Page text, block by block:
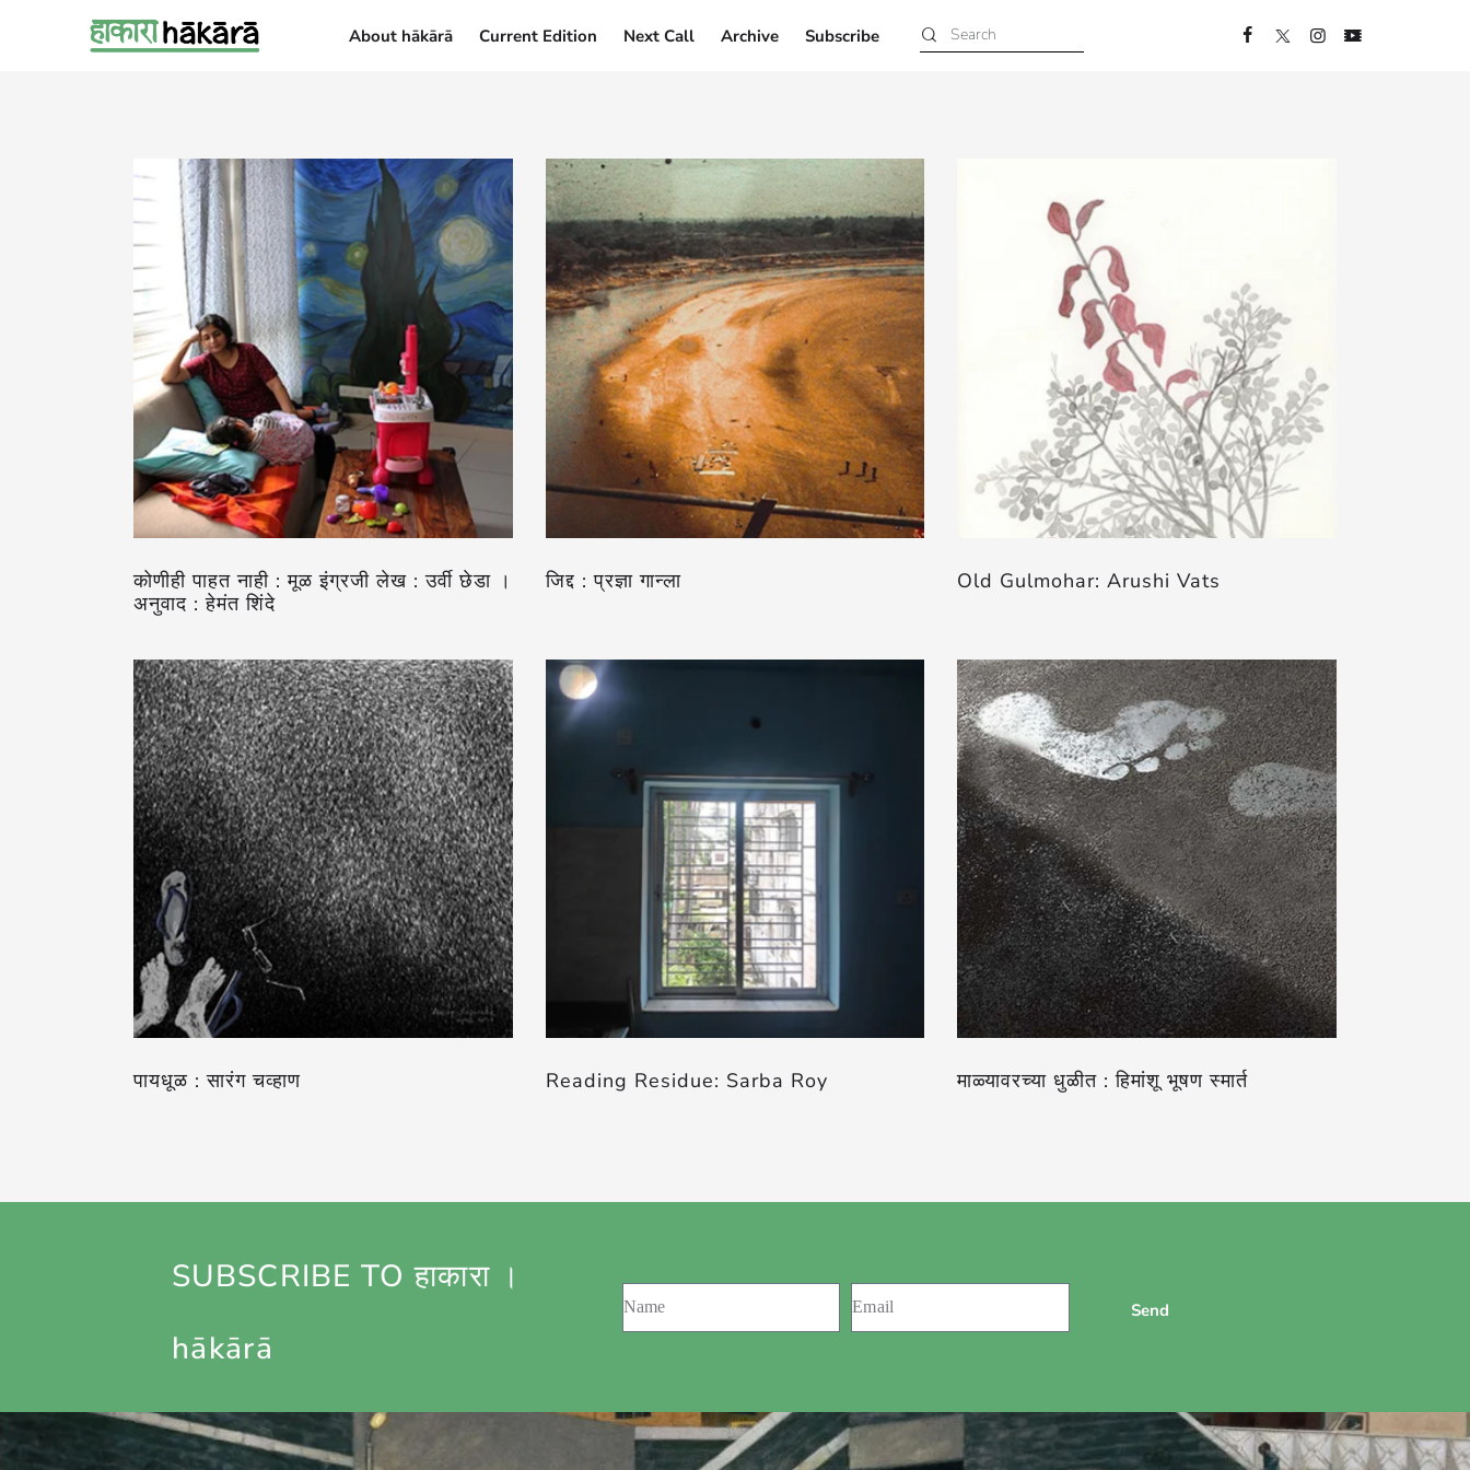
About hākārā Current Edition Next Call Archive Subscribe
कोणीही पाहत नाही : मूळ इंग्रजी लेख : उर्वी छेडा ।
अनुवाद : हेमंत शिंदे
जिद्द : प्रज्ञा गान्ला Old Gulmohar: Arushi Vats
पायधूळ : सारंग चव्हाण Reading Residue: Sarba Roy माळ्यावरच्या धुळीत : हिमांशू भूषण स्मार्त
SUBSCRIBE TO हाकारा ।
hākārā
Send